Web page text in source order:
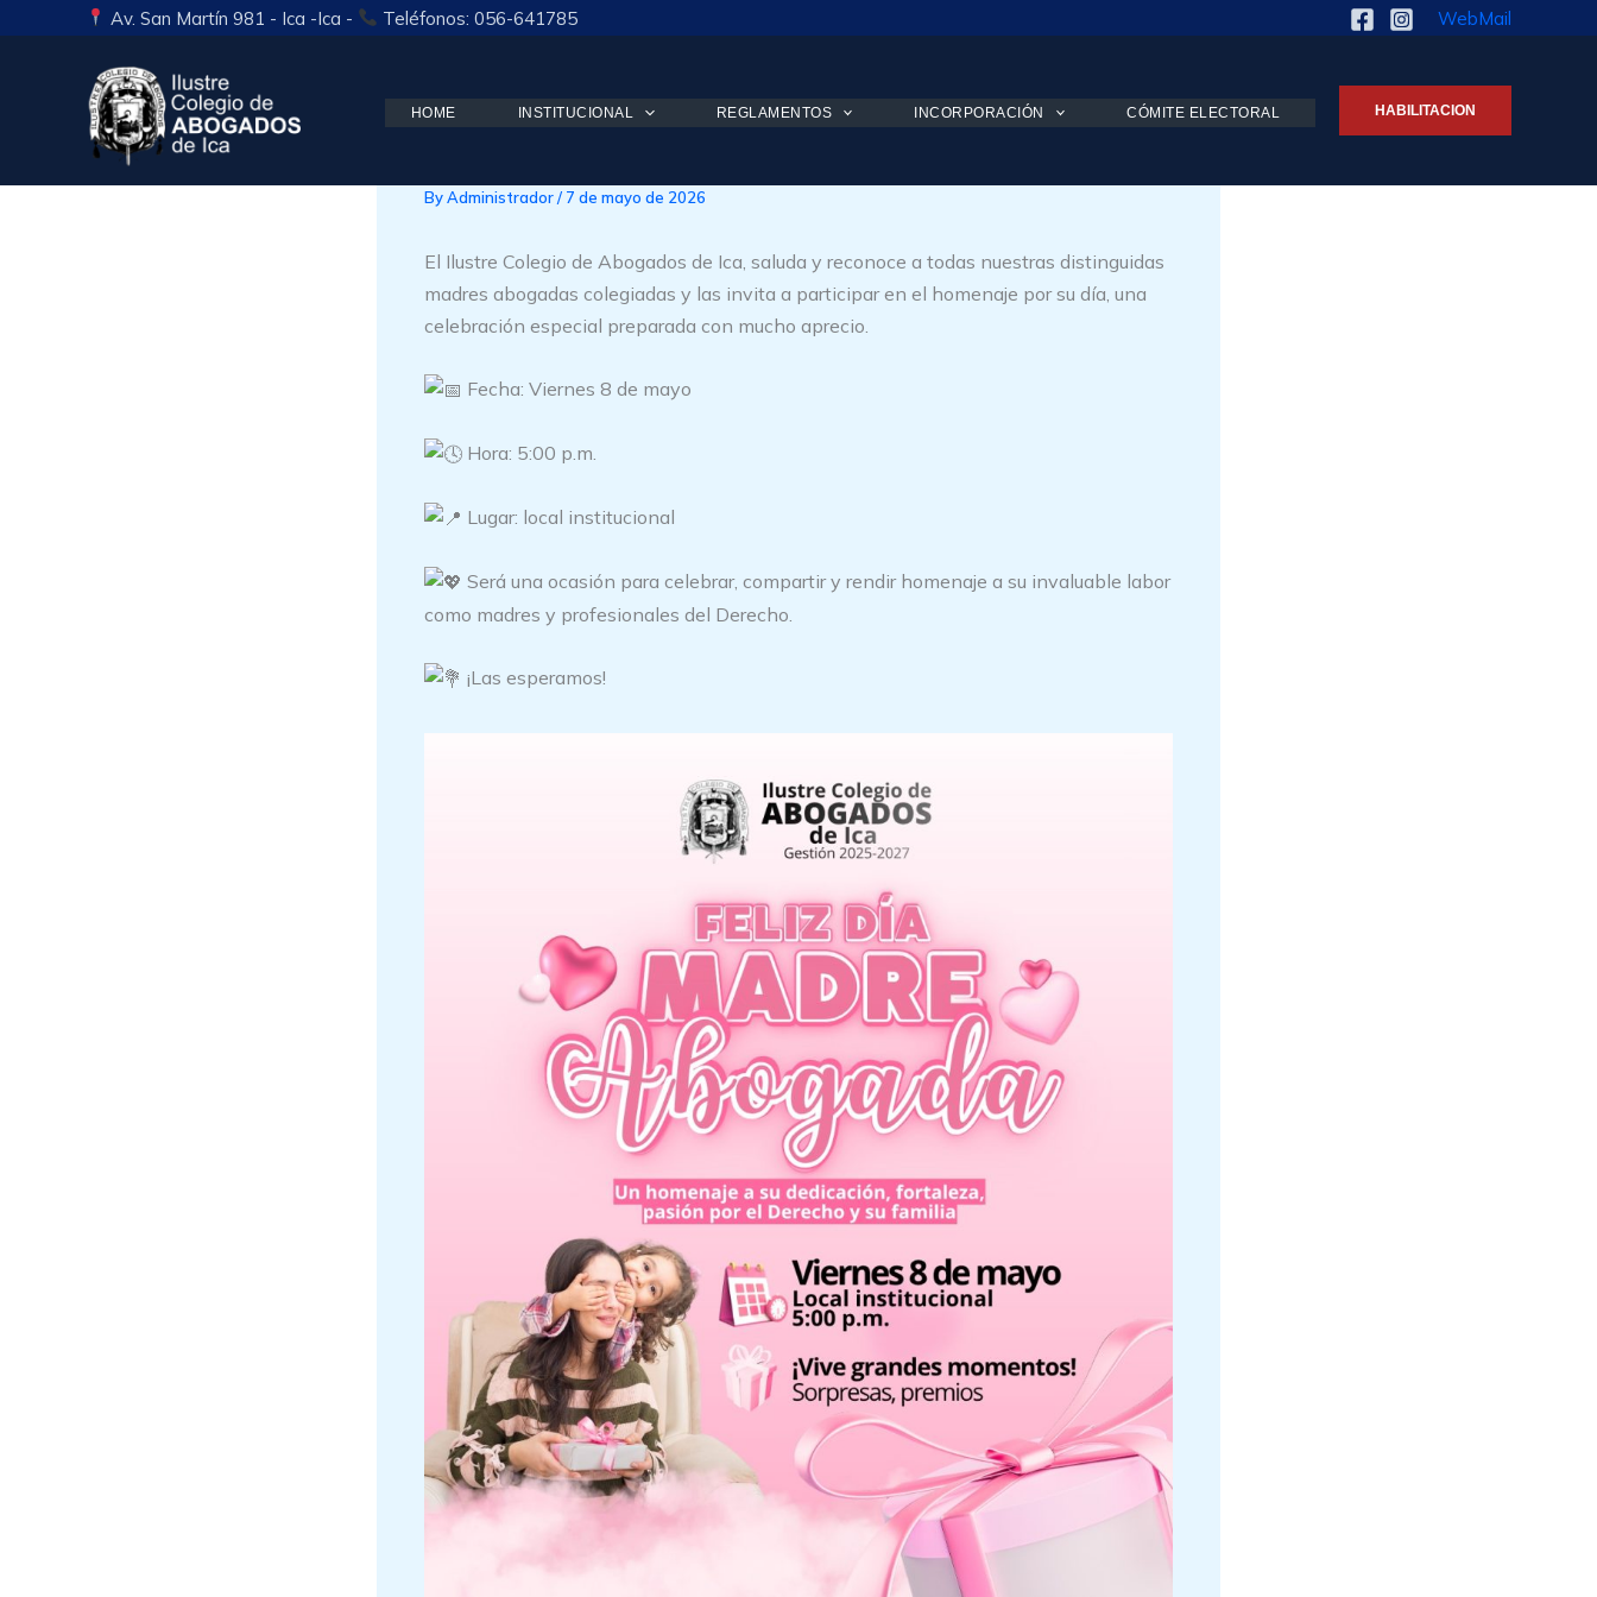
Av. San Martín 981 - Ica -Ica - Teléfonos: 056-641785 WebMail
HOME INSTITUCIONAL REGLAMENTOS INCORPORACIÓN CÓMITE ELECTORAL HABILITACION
ByAdministrador/ 7 de mayo de 2026
El Ilustre Colegio de Abogados de Ica, saluda y reconoce a todas nuestras distinguidas
madres abogadas colegiadas y las invita a participar en el homenaje por su día, una
celebración especial preparada con mucho aprecio.
Fecha: Viernes 8 de mayo
Hora: 5:00 p.m.
Lugar: local institucional
Será una ocasión para celebrar, compartir y rendir homenaje a su invaluable labor
como madres y profesionales del Derecho.
¡Las esperamos!